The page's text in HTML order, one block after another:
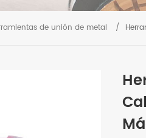
de unión de metal /